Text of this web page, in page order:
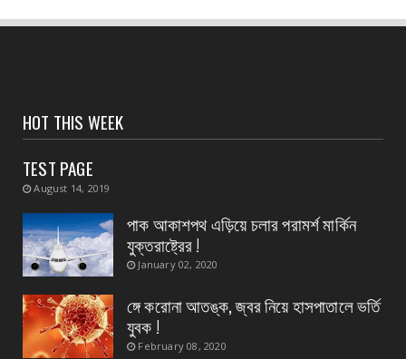
বর্ষাকালেও নিরবচ্ছিন্ন জনসেবায় সিভিক ভলান্টিয়ারদের
পাশে পূ...
হলদিয়া রানি চকে বিক্ষোভ মিছিল ও পথ অবরোধে সামিল
হলেন সি আই ...
August 05, 2026
পাঁশকুড়া এক নম্বর গ্রাম পঞ্চায়েতের বোর্ড গঠন করলো
বিজেপি
HOT THIS WEEK
TEST PAGE
August 14, 2019
পাক আকাশপথ এড়িয়ে চলার পরামর্শ মার্কিন
যুক্তরাষ্ট্রের !
January 02, 2020
ঙ্গে করোনা আতঙ্ক, জ্বর নিয়ে হাসপাতালে ভর্তি
যুবক !
February 08, 2020